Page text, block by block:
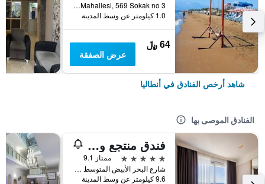
Muratpasa Mahallesi, 569 Sokak no 3, أنطاليا, تركيا
1.0 كيلومتر عن وسط المدينة
64 ﷼
عرض الصفقة
شاهد أرخص الفنادق في أنطاليا
الفنادق الموصى بها
فندق منتجع وسبا بورتو بيلو
5 نجوم
ممتاز 9.1
شارع البحر الأبيض المتوسط شارع رقم 6, أنطاليا, تركيا
9.6 كيلومتر عن وسط المدينة